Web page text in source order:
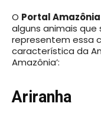
O Portal Amazônia
alguns animais
representem essa
característica da
Amazônia’:
Ariranha